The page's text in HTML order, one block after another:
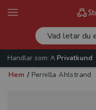
Handlar som:
Privatkund
Hem / Pernilla Ahlstrand